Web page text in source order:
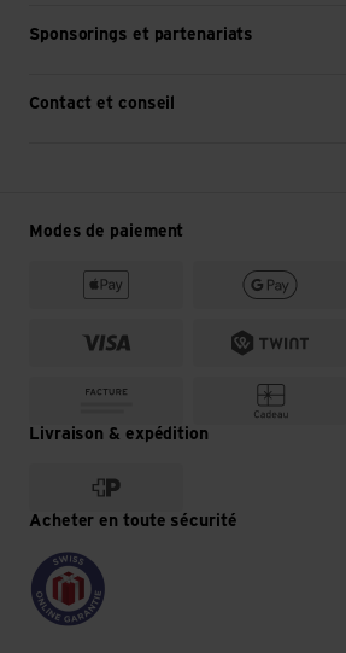
Sponsorings et partenariats
Contact et conseil
Modes de paiement
Livraison & expédition
Acheter en toute sécurité